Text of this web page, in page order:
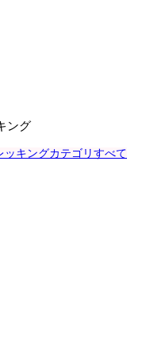
ング
ッキングカテゴリすべて